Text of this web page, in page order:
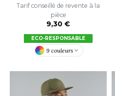
Tarif conseillé de revente à la
pièce
9,30 €
ECO-RESPONSABLE
9 couleurs